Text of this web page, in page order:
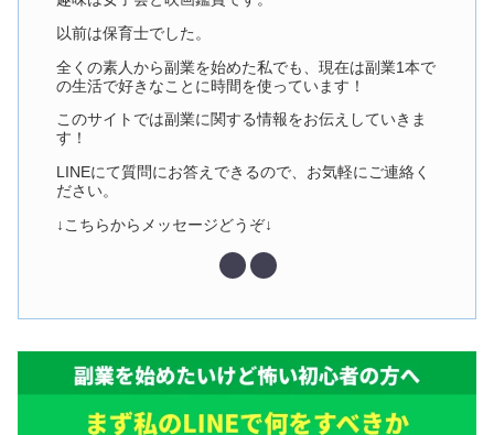
以前は保育士でした。
全くの素人から副業を始めた私でも、現在は副業1本で
の生活で好きなことに時間を使っています！
このサイトでは副業に関する情報をお伝えしていきま
す！
LINEにて質問にお答えできるので、お気軽にご連絡く
ださい。
↓こちらからメッセージどうぞ↓